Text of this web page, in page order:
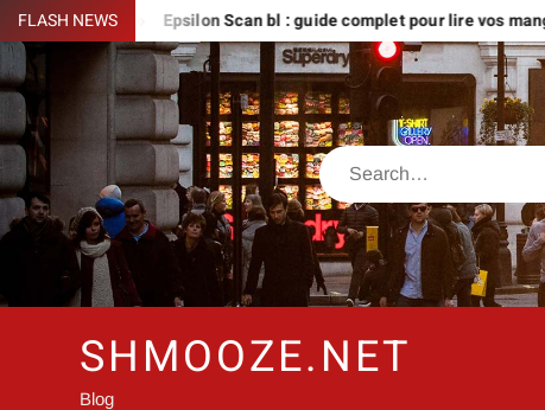
Skip
to
content
FLASH NEWS
créer Epsilon Scan bl : guide complet pour lire vos mangas en
Search
SHMOOZE.NET
Blog